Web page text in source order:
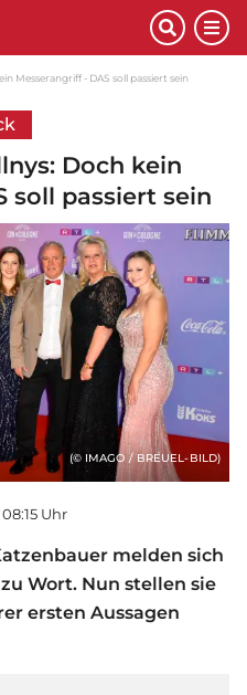
Messerangriff - DAS soll passiert sein
Doch kein
soll passiert sein
(© IMAGO / BREUEL-BILD)
Uhr
melden sich
Wort. Nun stellen sie
ersten Aussagen